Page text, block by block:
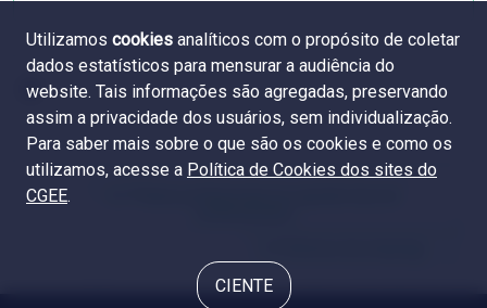
Utilizamos cookies analíticos com o propósito de coletar
dados estatísticos para mensurar a audiência do
website. Tais informações são agregadas, preservando
assim a privacidade dos usuários, sem individualização.
Para saber mais sobre o que são os cookies e como os
utilizamos, acesse a Política de Cookies dos sites do
CGEE.
CIENTE